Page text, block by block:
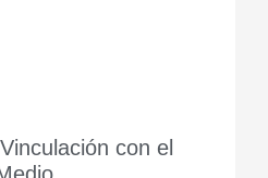
con el